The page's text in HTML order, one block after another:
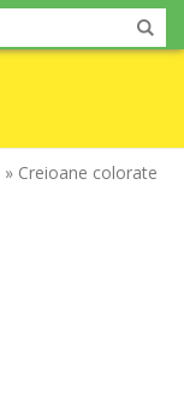
» Creioane colorate